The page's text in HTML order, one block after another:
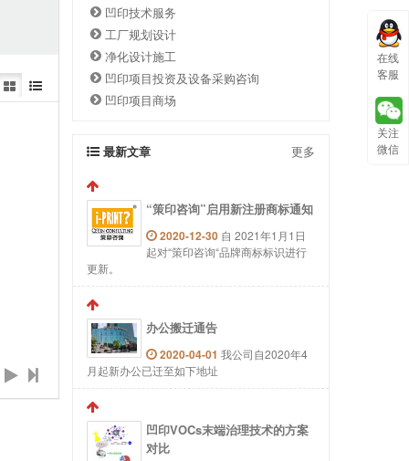
在线
客服
关注
微信
凹印技术服务
工厂规划设计
净化设计施工
凹印项目投资及设备采购咨询
凹印项目商场
最新文章 更多
“策印咨询”启用新注册商标通知
2020-12-30 自 2021年1月1日
起对“策印咨询“品牌商标标识进行
更新。
办公搬迁通告
2020-04-01 我公司自2020年4
月起新办公已迁至如下地址
凹印VOCs末端治理技术的方案
对比